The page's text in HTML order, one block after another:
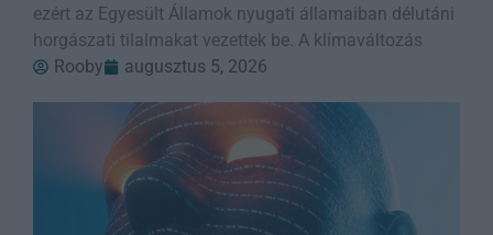
ezért az Egyesült Államok nyugati államaiban délutáni
horgászati tilalmakat vezettek be. A klímaváltozás
Rooby
augusztus 5, 2026